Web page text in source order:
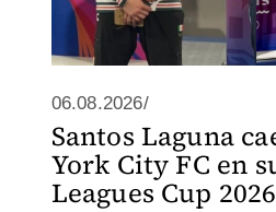
06.08.2026/
Santos Laguna
York City FC en
Leagues Cup 2026